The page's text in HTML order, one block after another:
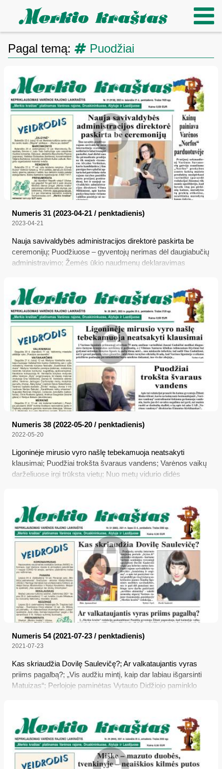
Pagal temą: Puodžiai
Numeris 31 (2023-04-21 / penktadienis)
2023-04-21
Nauja savivaldybės administracijos direktorė paskirta be
ceremonijų; Puodžiuose – gyventojų nerimas dėl daugiabučių
administravimo; Žemės ūkio naudmenų deklaravimas
Kainų painiava Varėnos „Norfos“ parduotuvėje
Numeris 38 (2022-05-20 / penktadienis)
2022-05-20
Ligoninėje mirusio vyro našlę tebekamuoja neatsakyti
klausimai; Puodžiai trokšta švaraus vandens; Varėnos vaikų
darželiuose irgi trūksta vietų; Nuo metų vidurio didės
Numeris 54 (2021-07-23 / penktadienis)
2021-07-23
Kas skriaudžia Dovilę Saulevičę?; Ar valkataujantis vyras
priims pagalbą?; „Vis audžiu mintį, kaip dar labiau išgarsinti
Matuizas“; Perlojoje paminėtas Vytauto Didžiojo paminklo